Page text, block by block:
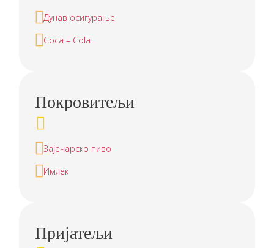
Дунав осигурање
Coca – Cola
Покровитељи
Зајечарско пиво
Имлек
Пријатељи